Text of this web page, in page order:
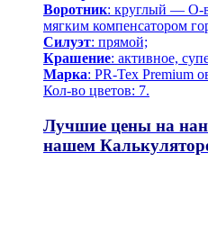
Воротник: круглый — О-
мягким компенсатором
Силуэт: прямой;
Крашение: активное,
Марка: PR-Tex Premium
Кол-во цветов: 7.
Лучшие цены на
нашем